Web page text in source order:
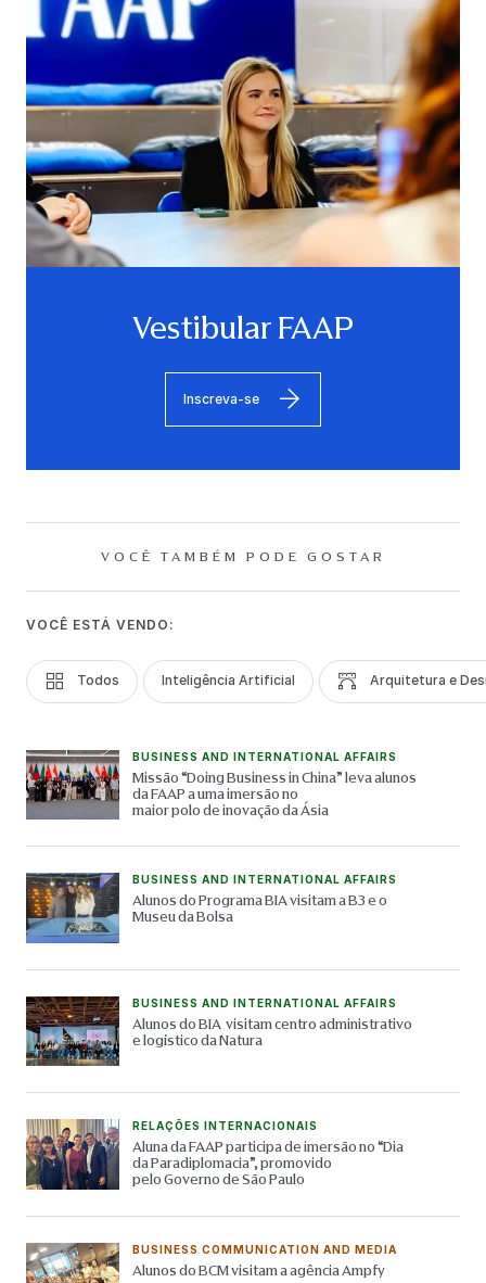
Vestibular FAAP
Inscreva-se
VOCÊ TAMBÉM PODE GOSTAR
VOCÊ ESTÁ VENDO:
Todos Inteligência Artificial Arquitetura e
BUSINESS AND INTERNATIONAL AFFAIRS
Missão “Doing Business in China” leva alunos
da FAAP a uma imersão no
maior polo de inovação da Ásia
BUSINESS AND INTERNATIONAL AFFAIRS
Alunos do Programa BIA visitam a B3 e o
Museu da Bolsa
BUSINESS AND INTERNATIONAL AFFAIRS
Alunos do BIA visitam centro administrativo
e logístico da Natura
RELAÇÕES INTERNACIONAIS
Aluna da FAAP participa de imersão no “Dia
da Paradiplomacia”, promovido
pelo Governo de São Paulo
BUSINESS COMMUNICATION AND MEDIA
Alunos do BCM visitam a agência Ampfy